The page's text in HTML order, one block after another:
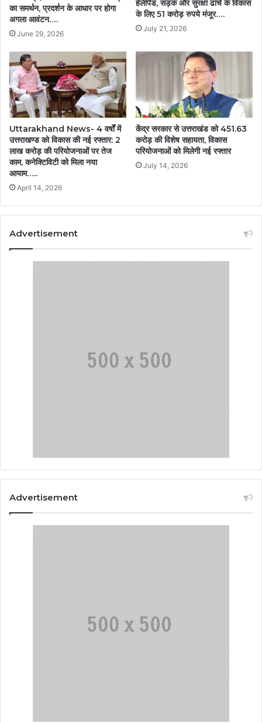
का समर्थन, प्रदर्शन के आधार पर होगा
अगला आवंटन….
June 29, 2026
हेलीपैड, सड़क और सुरक्षा ढांचे के विकास
के लिए 51 करोड़ रुपये मंजूर….
July 21, 2026
Uttarakhand News- 4 वर्षों में
उत्तराखण्ड को विकास की नई रफ्तार: 2
लाख करोड़ की परियोजनाओं पर तेज
काम, कनेक्टिविटी को मिला नया
आयाम…..
April 14, 2026
केंद्र सरकार से उत्तराखंड को 451.63
करोड़ की विशेष सहायता, विकास
परियोजनाओं को मिलेगी नई रफ्तार
July 14, 2026
Advertisement
Advertisement